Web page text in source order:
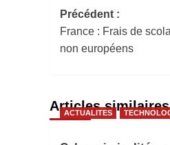
Navigation
d’article
Précédent :
France : Frais de
non européens
Articles similaires
ACTUALITES